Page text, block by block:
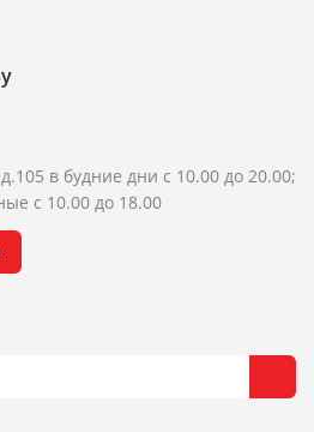
в будние дни с 10.00 до 20.00;
с 10.00 до 18.00